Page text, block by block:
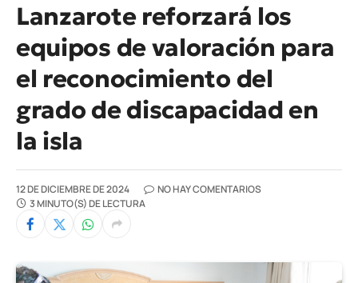
Lanzarote reforzará los
equipos de valoración para
el reconocimiento del
grado de discapacidad en
la isla
12 DE DICIEMBRE DE 2024
NO HAY COMENTARIOS
3 MINUTO(S) DE LECTURA